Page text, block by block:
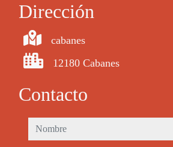
Dirección
cabanes
12180 Cabanes
Contacto
nombre